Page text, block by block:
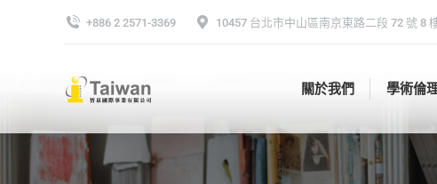
+886 2 2571-3369 10457 台北市中山區南京東路二段 72 號 8
關於我們 學術倫
關於我們 學術倫